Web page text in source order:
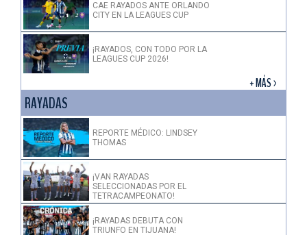
CAE RAYADOS ANTE ORLANDO
CITY EN LA LEAGUES CUP
¡RAYADOS, CON TODO POR LA
LEAGUES CUP 2026!
+ MÁS >
RAYADAS
REPORTE MÉDICO: LINDSEY
THOMAS
¡VAN RAYADAS
SELECCIONADAS POR EL
TETRACAMPEONATO!
¡RAYADAS DEBUTA CON
TRIUNFO EN TIJUANA!